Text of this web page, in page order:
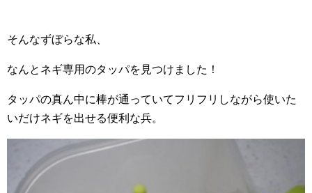
そんなずぼらな私、
なんとネギ専用のタッパを見つけました！
タッパの真ん中に棒が通っていてフリフリしながら使いた
いだけネギを出せる便利な兵。